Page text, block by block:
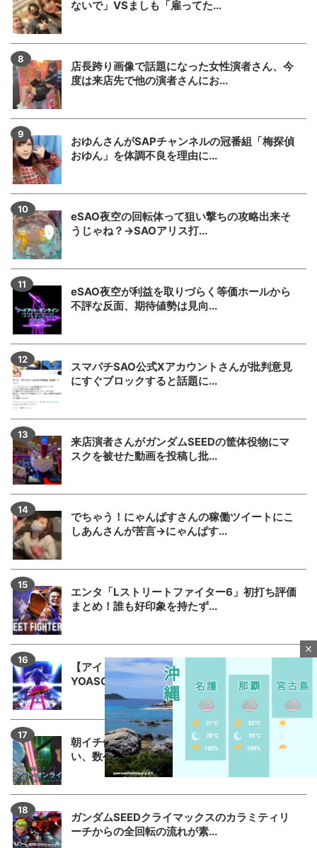
ないで」VSましも「雇ってた...
店長跨り画像で話題になった女性演者さん、今
度は来店先で他の演者さんにお...
おゆんさんがSAPチャンネルの冠番組「梅探偵
おゆん」を体調不良を理由に...
eSAO夜空の回転体って狙い撃ちの攻略出来そ
うじゃね？→SAOアリス打...
eSAO夜空が利益を取りづらく等価ホールから
不評な反面、期待値勢は見向...
スマパチSAO公式Xアカウントさんが批判意見
にすぐブロックすると話題に...
来店演者さんがガンダムSEEDの筐体役物にマ
スクを被せた動画を投稿し批...
でちゃう！にゃんぱすさんの稼働ツイートにこ
しあんさんが苦言→にゃんぱす...
エンタ「Lストリートファイター6」初打ち評価
まとめ！誰も好印象を持たず...
【アイドル不在？】推しの子のパチスロ、
YOASOBIの使用許可降りなか...
朝イチ他人の確保券に気づかずに座ってしま
い、数ゲームで中段チェリー引い...
ガンダムSEEDクライマックスのカラミティリ
ーチからの全回転の流れが素...
close
M